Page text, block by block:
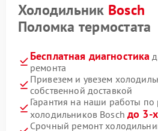
Холодильник Bosch
Поломка термостата
Бесплатная диагностика
ремонта
Привезем и увезем
собственной доставкой
Гарантия на наши работы по
холодильников Boschдо 3-
Срочный ремонт